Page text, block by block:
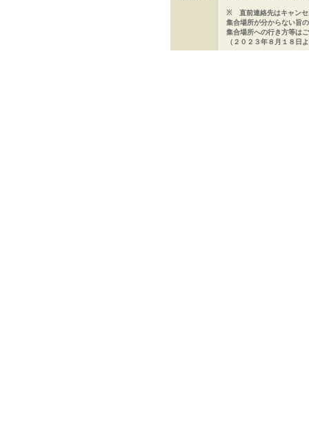
※ 直前連絡先はキャンセ
集合場所が分からない旨
集合場所への行き方等は
（２０２３年８月１８日